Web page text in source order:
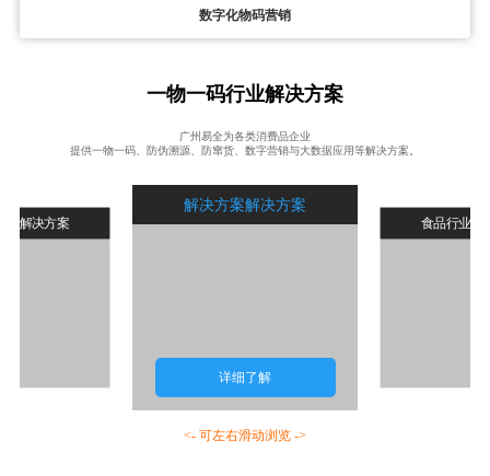
数字化物码营销
一物一码行业解决方案
广州易全为各类消费品企业
提供一物一码、防伪溯源、防窜货、数字营销与大数据应用等解决方案。
业解决方案
解决方案解决方案
详细了解
食品行业解
<- 可左右滑动浏览 ->